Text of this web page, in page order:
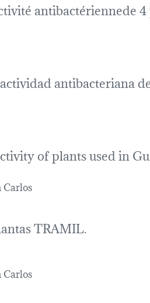
antibactériennede
antibacteriana
of plants used in
Carlos
TRAMIL.
Carlos